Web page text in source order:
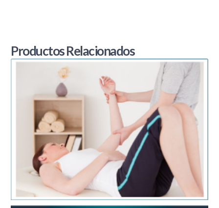
Productos Relacionados